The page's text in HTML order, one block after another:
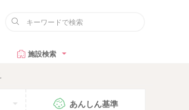
施設検索
あんしん基準